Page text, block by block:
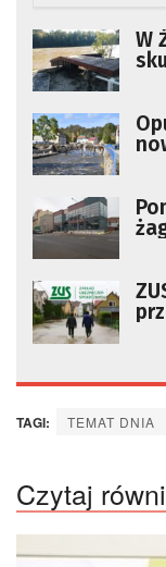
W
TAGI: TEMAT DNIA
Czytaj